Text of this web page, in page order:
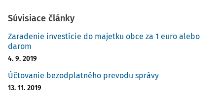
Súvisiace články
Zaradenie investície do majetku obce za 1 euro alebo
darom
4. 9. 2019
Účtovanie bezodplatného prevodu správy
13. 11. 2019